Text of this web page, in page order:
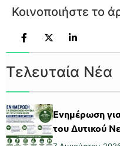
Κοινοποιήστε το
Τελευταία Νέα
Ενημέρωση
του Δυτικού